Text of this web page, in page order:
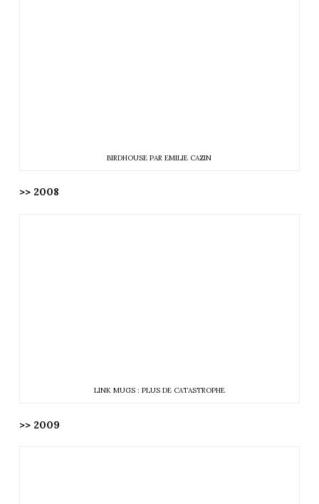
BIRDHOUSE PAR EMILIE CAZIN
>> 2008
LINK MUGS : PLUS DE CATASTROPHE
>> 2009